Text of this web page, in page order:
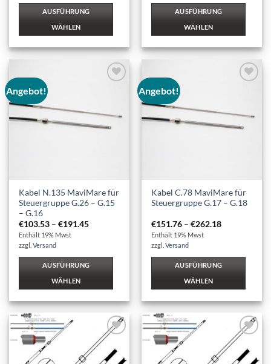
AUSFÜHRUNG
WÄHLEN
Produkt
mehrere
Varianten
auf.
Die
gewählt
werden
AUSFÜHRUNG
WÄHLEN
Produkt
mehrere
Varianten
auf.
Die
gewählt
werden
Angebot!
Kabel N.135 MaviMare für
Steuergruppe G.26 – G.15
– G.16
€103.53 –€191.45Preisspanne:
Enthält 19% Mwst
zzgl.Versand
AUSFÜHRUNG
WÄHLEN
Produkt
weist
mehrere
Varianten
auf.
Angebot!
Kabel C.78 MaviMare für
Steuergruppe G.17 – G.18
€151.76 –€262.18Preisspanne:
Enthält 19% Mwst
zzgl.Versand
AUSFÜHRUNG
WÄHLEN
Produkt
weist
mehrere
Varianten
auf.
Auf die
Wunschliste
Auf die
Wunschliste